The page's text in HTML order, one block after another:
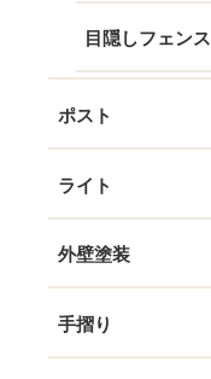
目隠しフェンス
ポスト
ライト
外壁塗装
手摺り